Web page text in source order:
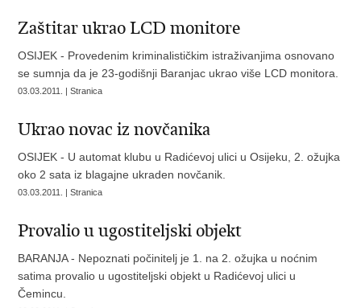
Zaštitar ukrao LCD monitore
OSIJEK - Provedenim kriminalističkim istraživanjima osnovano
se sumnja da je 23-godišnji Baranjac ukrao više LCD monitora.
03.03.2011. | Stranica
Ukrao novac iz novčanika
OSIJEK - U automat klubu u Radićevoj ulici u Osijeku, 2. ožujka
oko 2 sata iz blagajne ukraden novčanik.
03.03.2011. | Stranica
Provalio u ugostiteljski objekt
BARANJA - Nepoznati počinitelj je 1. na 2. ožujka u noćnim
satima provalio u ugostiteljski objekt u Radićevoj ulici u
Čemincu.